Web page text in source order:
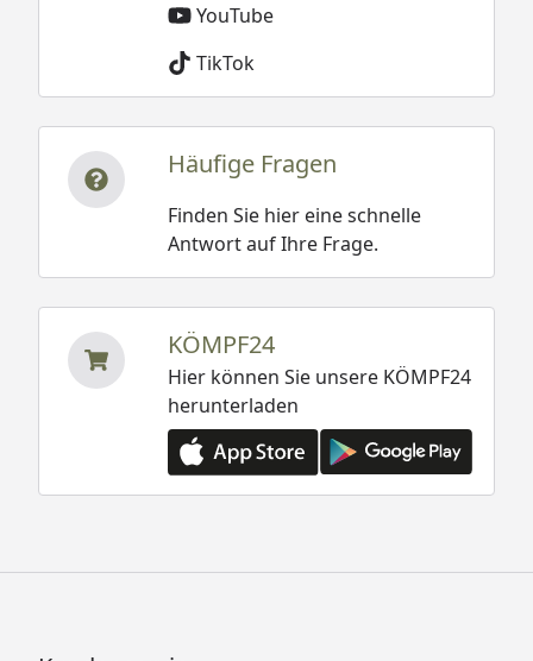
YouTube
TikTok
Häufige Fragen
Finden Sie hier eine schnelle
Antwort auf Ihre Frage.
KÖMPF24
Hier können Sie unsere KÖMPF24
herunterladen